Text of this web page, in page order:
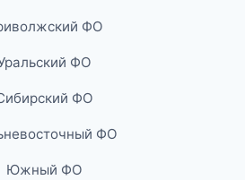
ФО
ФО
ФО
ФО
Южный ФО